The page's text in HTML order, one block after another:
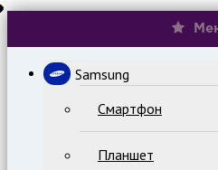
Samsung
Смартфон
Планшет